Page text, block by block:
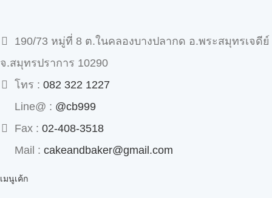
190/73 หมู่ที่ 8 ต.ในคลองบางปลากด อ.พระสมุทรเจดีย์
จ.สมุทรปราการ 10290
โทร : 082 322 1227
Line@ : @cb999
Fax : 02-408-3518
Mail : cakeandbaker@gmail.com
เมนูเค้ก